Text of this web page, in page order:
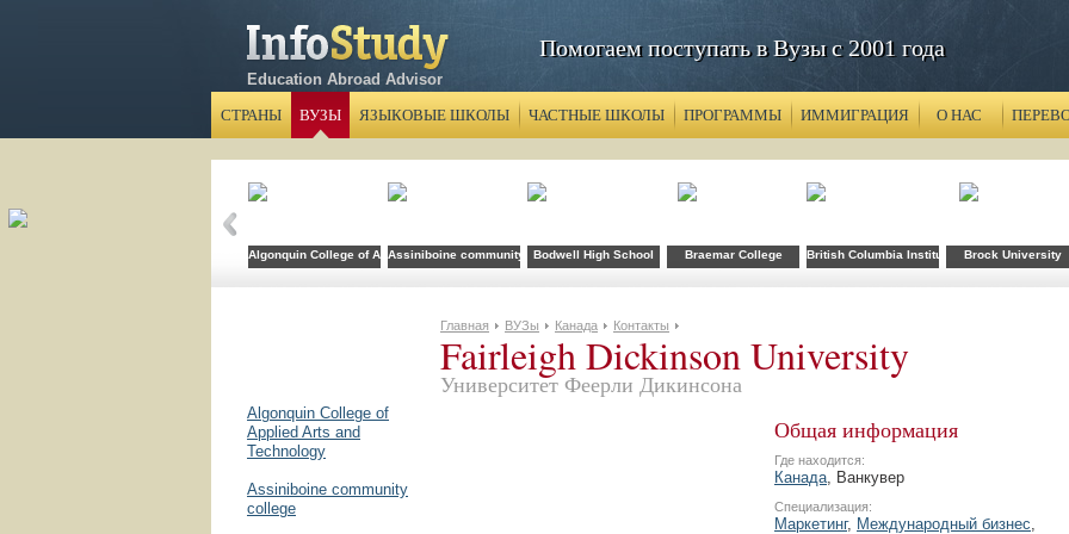
Education Abroad Advisor
Помогаем поступать в Вузы с 2001 года
СТРАНЫ ВУЗЫ ЯЗЫКОВЫЕ ШКОЛЫ ЧАСТНЫЕ ШКОЛЫ ПРОГРАММЫ ИММИГРАЦИЯ О НАС
Algonquin College of Applied Arts and Technology
Assiniboine community collegeBodwell High School Braemar College British Columbia Institute of Technology
Brock University
Algonquin College of
Applied Arts and
Technology
Assiniboine community
college
Главная ВУЗы Канада Контакты
Fairleigh Dickinson University
Университет Феерли Дикинсона
Общая информация
Где находится:
Канада, Ванкувер
Специализация:
Маркетинг, Международный бизнес,